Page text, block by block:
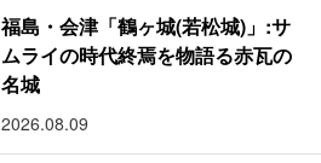
福島・会津「鶴ヶ城(若松城)」:サ
ムライの時代終焉を物語る赤瓦の
名城
2026.08.09